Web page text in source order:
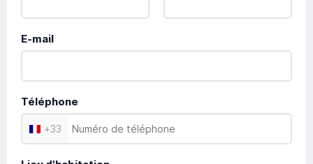
E-mail
Téléphone
+33